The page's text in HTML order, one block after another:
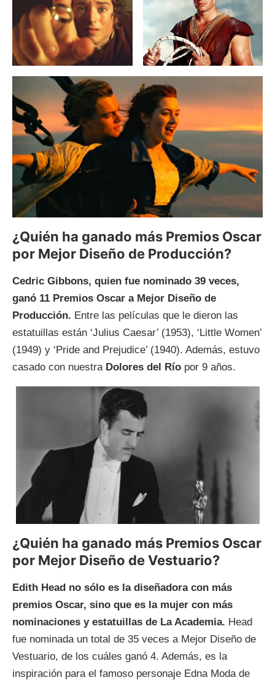
¿Quién ha ganado más Premios Oscar
por Mejor Diseño de Producción?
Cedric Gibbons, quien fue nominado 39 veces,
ganó 11 Premios Oscar a Mejor Diseño de
Producción. Entre las películas que le dieron las
estatuillas están ‘Julius Caesar’ (1953), ‘Little Women’
(1949) y ‘Pride and Prejudice’ (1940). Además, estuvo
casado con nuestra Dolores del Río por 9 años.
¿Quién ha ganado más Premios Oscar
por Mejor Diseño de Vestuario?
Edith Head no sólo es la diseñadora con más
premios Oscar, sino que es la mujer con más
nominaciones y estatuillas de La Academia. Head
fue nominada un total de 35 veces a Mejor Diseño de
Vestuario, de los cuáles ganó 4. Además, es la
inspiración para el famoso personaje Edna Moda de